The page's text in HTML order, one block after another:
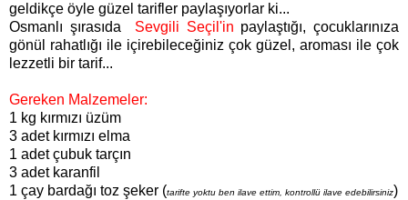
geldikçe öyle güzel tarifler paylaşıyorlar ki...
Osmanlı şırasıda
Sevgili Seçil'in paylaştığı, çocuklarınıza
gönül rahatlığı ile içirebileceğiniz çok güzel, aroması ile çok
lezzetli bir tarif...
Gereken Malzemeler:
1 kg kırmızı üzüm
3 adet kırmızı elma
1 adet çubuk tarçın
3 adet karanfil
1 çay bardağı toz şeker (tarifte yoktu ben ilave ettim, kontrollü ilave edebilirsiniz)